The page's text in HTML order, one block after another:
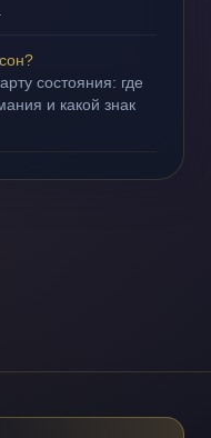
состояния: где
и какой знак